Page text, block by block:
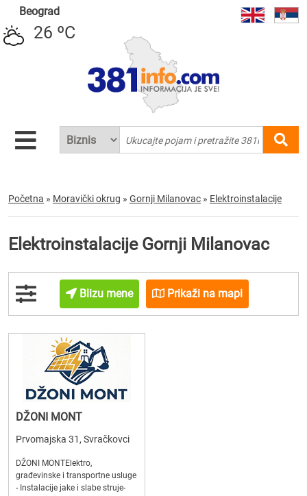
Beograd
26 ºC
Početna » Moravički okrug » Gornji Milanovac » Elektroinstalacije
Elektroinstalacije Gornji Milanovac
Blizu mene Prikaži na mapi
DŽONI MONT
Prvomajska 31, Svračkovci
DŽONI MONTElektro,
građevinske i transportne usluge
- Instalacije jake i slabe struje-